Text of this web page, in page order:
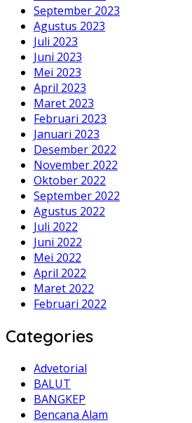
September 2023
Agustus 2023
Juli 2023
Juni 2023
Mei 2023
April 2023
Maret 2023
Februari 2023
Januari 2023
Desember 2022
November 2022
Oktober 2022
September 2022
Agustus 2022
Juli 2022
Juni 2022
Mei 2022
April 2022
Maret 2022
Februari 2022
Categories
Advetorial
BALUT
BANGKEP
Bencana Alam